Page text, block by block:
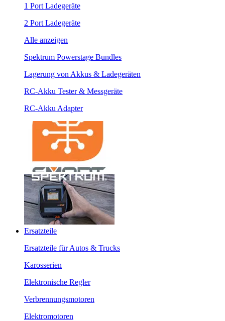
1 Port Ladegeräte
2 Port Ladegeräte
Alle anzeigen
Spektrum Powerstage Bundles
Lagerung von Akkus & Ladegeräten
RC-Akku Tester & Messgeräte
RC-Akku Adapter
Ersatzteile
Ersatzteile für Autos & Trucks
Karosserien
Elektronische Regler
Verbrennungsmotoren
Elektromotoren